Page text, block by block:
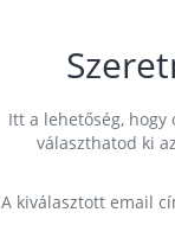
Itt a lehetőség,
választhatod ki
A kiválasztott email